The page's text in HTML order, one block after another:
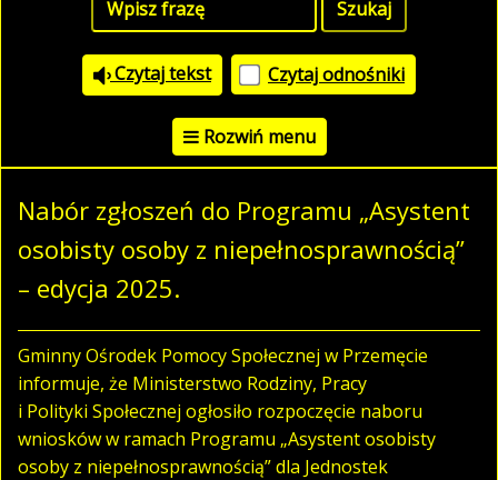
Czytaj tekst Czytaj odnośniki
Rozwiń menu
Nabór zgłoszeń do Programu „Asystent
osobisty osoby z niepełnosprawnością”
– edycja 2025.
Gminny Ośrodek Pomocy Społecznej w Przemęcie
informuje, że Ministerstwo Rodziny, Pracy
i Polityki Społecznej ogłosiło rozpoczęcie naboru
wniosków w ramach Programu „Asystent osobisty
osoby z niepełnosprawnością” dla Jednostek